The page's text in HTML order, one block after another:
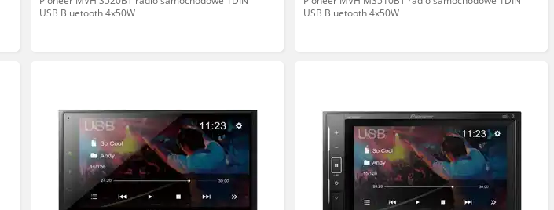
USB Bluetooth 4x50W
USB Bluetooth 4x50W